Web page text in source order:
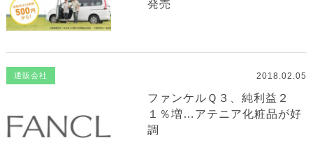
発売
通販会社 2018.02.05
ファンケルＱ３、純利益２
１％増…アテニア化粧品が好
調